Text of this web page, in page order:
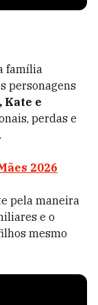
família
personagens
Kate e
perdas e
2026
pela maneira
e o
mesmo